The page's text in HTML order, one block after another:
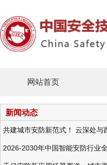
网站首页
新闻动态